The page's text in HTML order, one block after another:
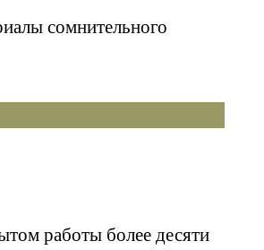
сомнительного
работы более десяти